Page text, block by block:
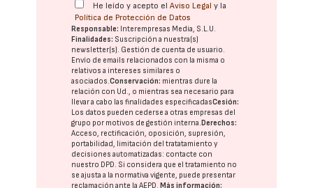
He leído y acepto elAviso Legal y la
Política de Protección de Datos
Responsable: Interempresas Media, S.L.U.
Finalidades: Suscripción a nuestra(s)
newsletter(s). Gestión de cuenta de usuario.
Envío de emails relacionados con la misma o
relativos a intereses similares o
asociados.Conservación: mientras dure la
relación con Ud., o mientras sea necesario para
llevar a cabo las finalidades especificadasCesión:
Los datos pueden cederse a otras empresas del
grupo por motivos de gestión interna. Derechos:
Acceso, rectificación, oposición, supresión,
portabilidad, limitación del tratatamiento y
decisiones automatizadas: contacte con
nuestro DPD. Si considera que el tratamiento no
se ajusta a la normativa vigente, puede presentar
reclamación ante laAEPD. Más información: